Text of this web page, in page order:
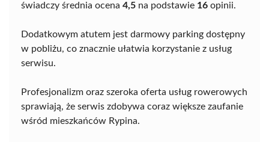
świadczy średnia ocena 4,5 na podstawie 16 opinii.
Dodatkowym atutem jest darmowy parking dostępny
w pobliżu, co znacznie ułatwia korzystanie z usług
serwisu.
Profesjonalizm oraz szeroka oferta usług rowerowych
sprawiają, że serwis zdobywa coraz większe zaufanie
wśród mieszkańców Rypina.